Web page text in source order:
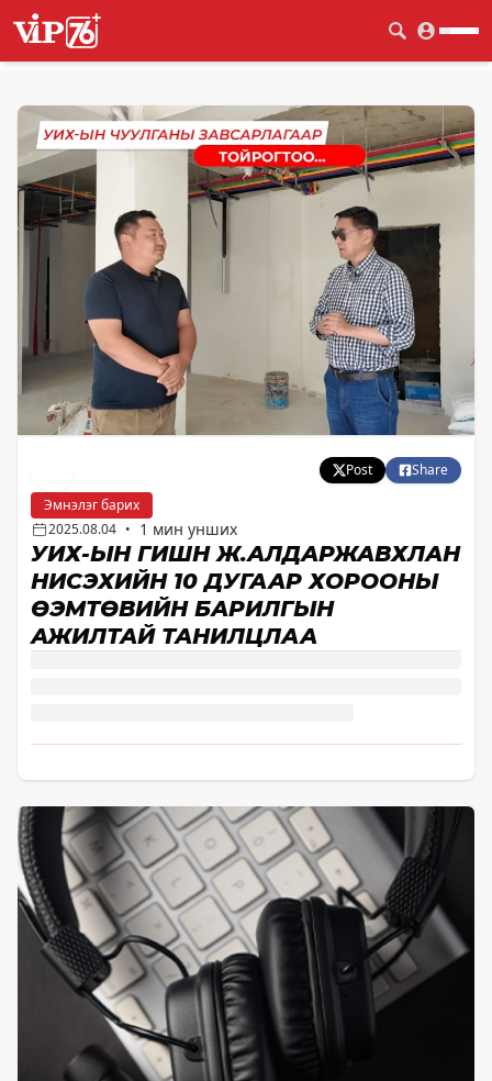
Post
Share
Эмнэлэг барих
2025.08.04 • 1 мин унших
УИХ-ЫН ГИШҮҮН Ж.АЛДАРЖАВХЛАН
НИСЭХИЙН 10 ДУГААР ХОРООНЫ
ӨЭМТӨВИЙН БАРИЛГЫН
АЖИЛТАЙ ТАНИЛЦЛАА